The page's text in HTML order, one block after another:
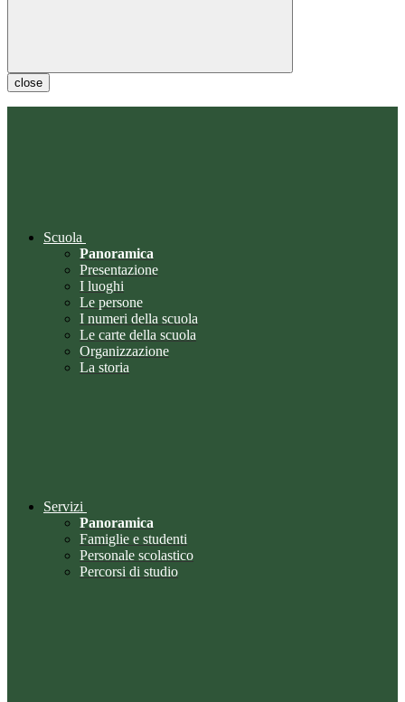
close
Scuola
Panoramica
Presentazione
I luoghi
Le persone
I numeri della scuola
Le carte della scuola
Organizzazione
La storia
Servizi
Panoramica
Famiglie e studenti
Personale scolastico
Percorsi di studio